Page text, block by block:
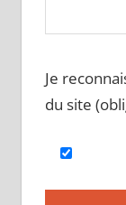
Je
du site